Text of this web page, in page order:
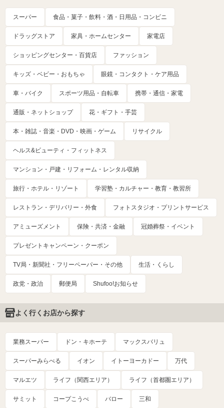
スーパー 食品・菓子・飲料・酒・日用品・コンビニ
ドラッグストア 家具・ホームセンター 家電店
ショッピングセンター・百貨店 ファッション
キッズ・ベビー・おもちゃ 眼鏡・コンタクト・ケア用品
車・バイク スポーツ用品・自転車 携帯・通信・家電
通販・ネットショップ 花・ギフト・手芸
本・雑誌・音楽・DVD・映画・ゲーム リサイクル
ヘルス&ビューティ・フィットネス
マンション・戸建・リフォーム・レンタル収納
旅行・ホテル・リゾート 学習塾・カルチャー・教育・教習所
レストラン・デリバリー・外食 フォトスタジオ・プリントサービス
アミューズメント 保険・共済・金融 冠婚葬祭・イベント
プレゼントキャンペーン・クーポン
TV局・新聞社・フリーペーパー・その他 生活・くらし
政党・政治 郵便局 Shufoo!お知らせ
よく行くお店から探す
業務スーパー ドン・キホーテ マックスバリュ
スーパーみらべる イオン イトーヨーカドー 万代
マルエツ ライフ（関西エリア） ライフ（首都圏エリア）
サミット コープこうべ バロー 三和